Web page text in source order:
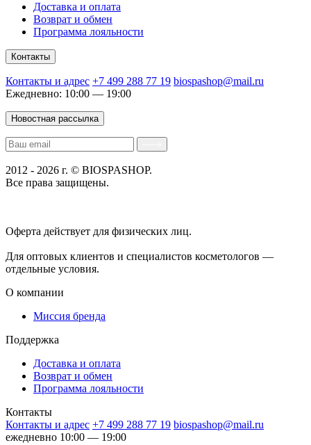
Доставка и оплата
Возврат и обмен
Программа лояльности
Контакты
Контакты и адрес +7 499 288 77 19 biospashop@mail.ru
Ежедневно: 10:00 — 19:00
Новостная рассылка
2012 - 2026 г. © BIOSPASHOP.
Все права защищены.
Оферта действует для физических лиц.
Для оптовых клиентов и специалистов косметологов —
отдельные условия.
О компании
Миссия бренда
Поддержка
Доставка и оплата
Возврат и обмен
Программа лояльности
Контакты
Контакты и адрес +7 499 288 77 19 biospashop@mail.ru
ежедневно 10:00 — 19:00